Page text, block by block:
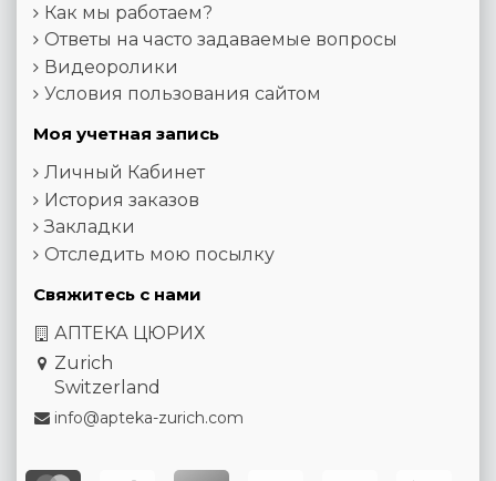
Как мы работаем?
Ответы на часто задаваемые вопросы
Видеоролики
Условия пользования сайтом
Моя учетная запись
Личный Кабинет
История заказов
Закладки
Отследить мою посылку
Свяжитесь с нами
АПТЕКА ЦЮРИХ
Zurich
Switzerland
info@apteka-zurich.com